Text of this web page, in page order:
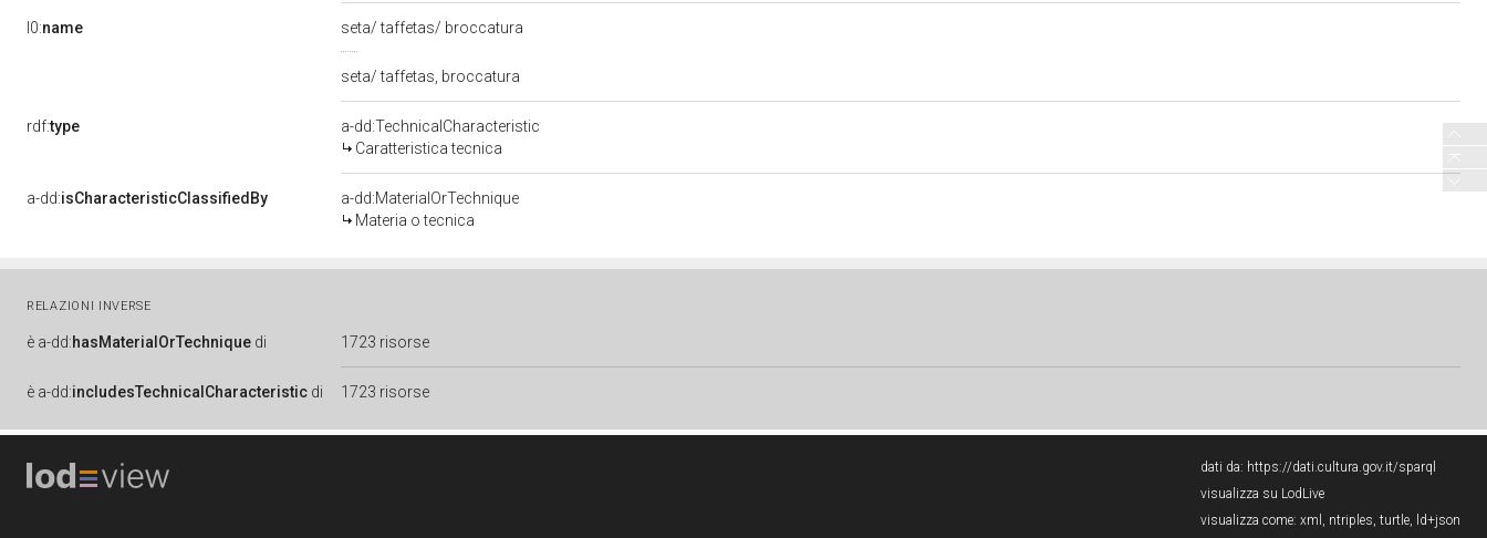
l0:name seta/ taffetas/ broccatura
seta/ taffetas, broccatura
rdf:type
a-dd:TechnicalCharacteristic
Caratteristica tecnica
a-dd:isCharacteristicClassifiedBy
a-dd:MaterialOrTechnique
Materia o tecnica
RELAZIONI INVERSE
è a-dd:hasMaterialOrTechnique di 1723 risorse
è a-dd:includesTechnicalCharacteristic di 1723 risorse
dati da: https://dati.cultura.gov.it/sparql
visualizza su LodLive
visualizza come: xml , ntriples, turtle, ld+json